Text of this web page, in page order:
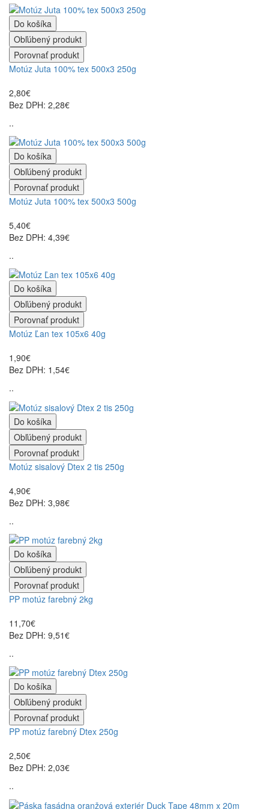
Do košíka
Obľúbený produkt
Porovnať produkt
Motúz Juta 100% tex 500x3 250g
2,80€
Bez DPH: 2,28€
..
Do košíka
Obľúbený produkt
Porovnať produkt
Motúz Juta 100% tex 500x3 500g
5,40€
Bez DPH: 4,39€
..
Do košíka
Obľúbený produkt
Porovnať produkt
Motúz Ľan tex 105x6 40g
1,90€
Bez DPH: 1,54€
..
Do košíka
Obľúbený produkt
Porovnať produkt
Motúz sisalový Dtex 2 tis 250g
4,90€
Bez DPH: 3,98€
..
Do košíka
Obľúbený produkt
Porovnať produkt
PP motúz farebný 2kg
11,70€
Bez DPH: 9,51€
..
Do košíka
Obľúbený produkt
Porovnať produkt
PP motúz farebný Dtex 250g
2,50€
Bez DPH: 2,03€
..